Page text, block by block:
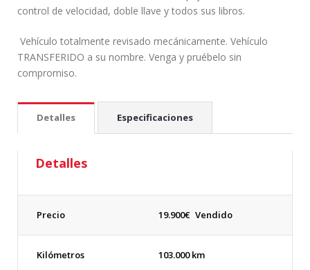
control de velocidad, doble llave y todos sus libros.
Vehículo totalmente revisado mecánicamente. Vehículo
TRANSFERIDO a su nombre. Venga y pruébelo sin
compromiso.
Detalles Especificaciones
Detalles
Precio 19.900€ Vendido
Kilómetros 103.000 km